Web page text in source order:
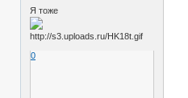
Я тоже
0